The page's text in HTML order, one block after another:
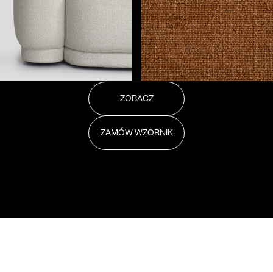
ZOBACZ
ZAMÓW WZORNIK